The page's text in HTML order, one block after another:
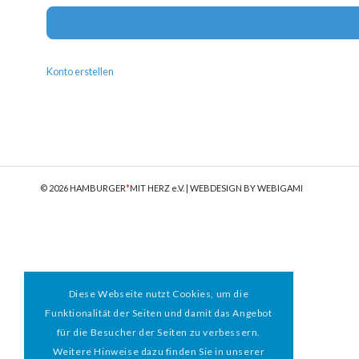
Konto erstellen
© 2026 HAMBURGER*MIT HERZ e.V. | WEBDESIGN BY WEBIGAMI
Diese Webseite nutzt Cookies, um die
Funktionalität der Seiten und damit das Angebot
für die Besucher der Seiten zu verbessern.
Weitere Hinweise dazu finden Sie in unserer